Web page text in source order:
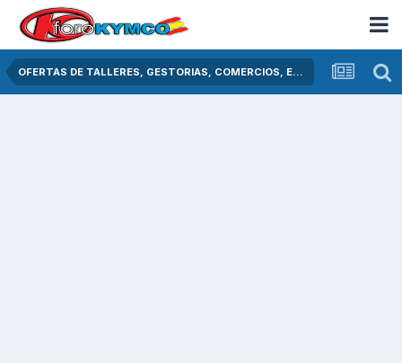
OFERTAS DE TALLERES, GESTORIAS, COMERCIOS, ETC